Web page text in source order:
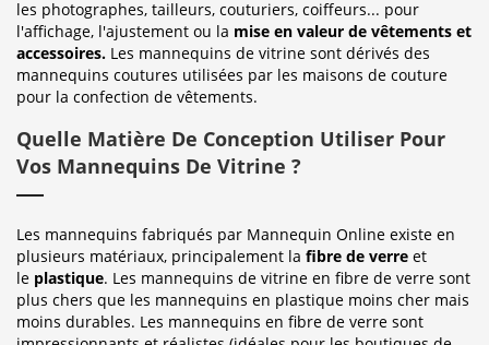
les photographes, tailleurs, couturiers, coiffeurs... pour
l'affichage, l'ajustement ou la mise en valeur de vêtements et
accessoires. Les mannequins de vitrine sont dérivés des
mannequins coutures utilisées par les maisons de couture
pour la confection de vêtements.
Quelle Matière De Conception Utiliser Pour
Vos Mannequins De Vitrine ?
Les mannequins fabriqués par Mannequin Online existe en
plusieurs matériaux, principalement la fibre de verre et
le plastique. Les mannequins de vitrine en fibre de verre sont
plus chers que les mannequins en plastique moins cher mais
moins durables. Les mannequins en fibre de verre sont